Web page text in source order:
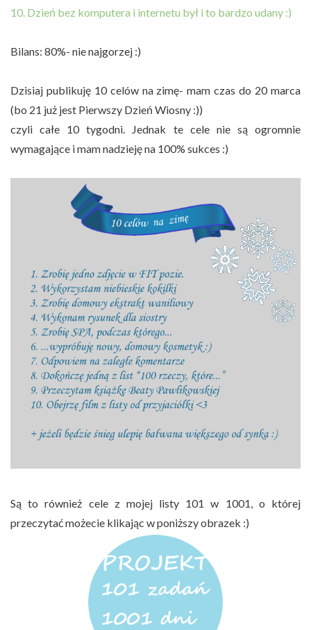
10. Dzień bez komputera i internetu był i to bardzo udany :)
Bilans: 80%- nie najgorzej :)
Dzisiaj publikuję 10 celów na zimę- mam czas do 20 marca
(bo 21 już jest Pierwszy Dzień Wiosny :))
czyli całe 10 tygodni. Jednak te cele nie są ogromnie
wymagające i mam nadzieję na 100% sukces :)
Są to również cele z mojej listy 101 w 1001, o której
przeczytać możecie klikając w poniższy obrazek :)